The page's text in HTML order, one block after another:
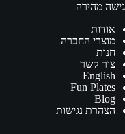
גישה מהירה
אודות
מוצרי החברה
חנות
צור קשר
English
Fun Plates
Blog
הצהרת נגישות